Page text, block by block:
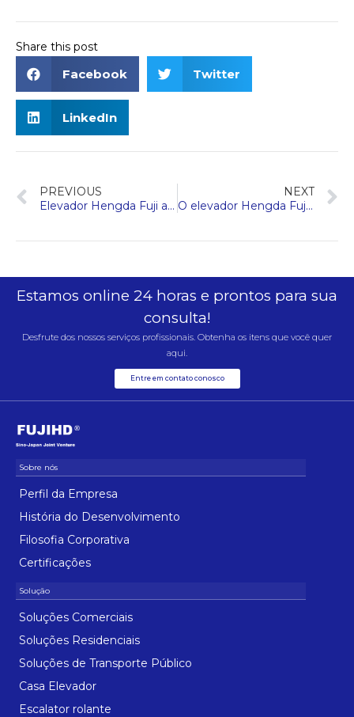
Share this post
Facebook Twitter
LinkedIn
PREVIOUS
Elevador Hengda Fuji apresenta inovação na Expo Vietnã 2024
NEXT
O elevador Hengda Fuji ganhou a honra de nova empresa pecuária no distrito de Nanxun
Estamos online 24 horas e prontos para sua
consulta!
Desfrute dos nossos serviços profissionais. Obtenha os itens que você quer
aqui.
Entre em contato conosco
Perfil da Empresa
História do Desenvolvimento
Filosofia Corporativa
Certificações
Soluções Comerciais
Soluções Residenciais
Soluções de Transporte Público
Casa Elevador
Escalator rolante